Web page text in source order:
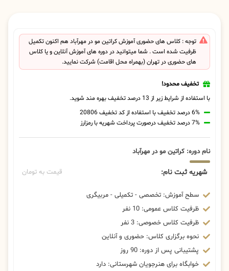
توجه : کلاس های حضوری آموزش کراتین مو در مهرآباد هم اکنون تکمیل
ظرفیت شده است . شما میتوانید در دوره های آموزش آنلاین و یا کلاس
های حضوری در تهران (بهمراه محل اقامت) شرکت نمایید.
تخفیف محدود!
با استفاده از شرایط زیر از 13 درصد تخفیف بهره مند شوید.
6% درصد تخفیف با استفاده از کد تخفیف 20806
7% درصد تخفیف درصورت پرداخت شهریه با رمزارز
نام دوره: کراتین مو در مهرآباد
شهریه ثبت نام: قیمت به تومان
سطح آموزش: تخصصی - تکمیلی - مربیگری
ظرفیت کلاس عمومی: 10 نفر
ظرفیت کلاس خصوصی: 3 نفر
نحوه برگزاری کلاس: حضوری و آنلاین
پشتیبانی پس از دوره: 90 روز
خوابگاه برای هنرجویان شهرستانی: دارد